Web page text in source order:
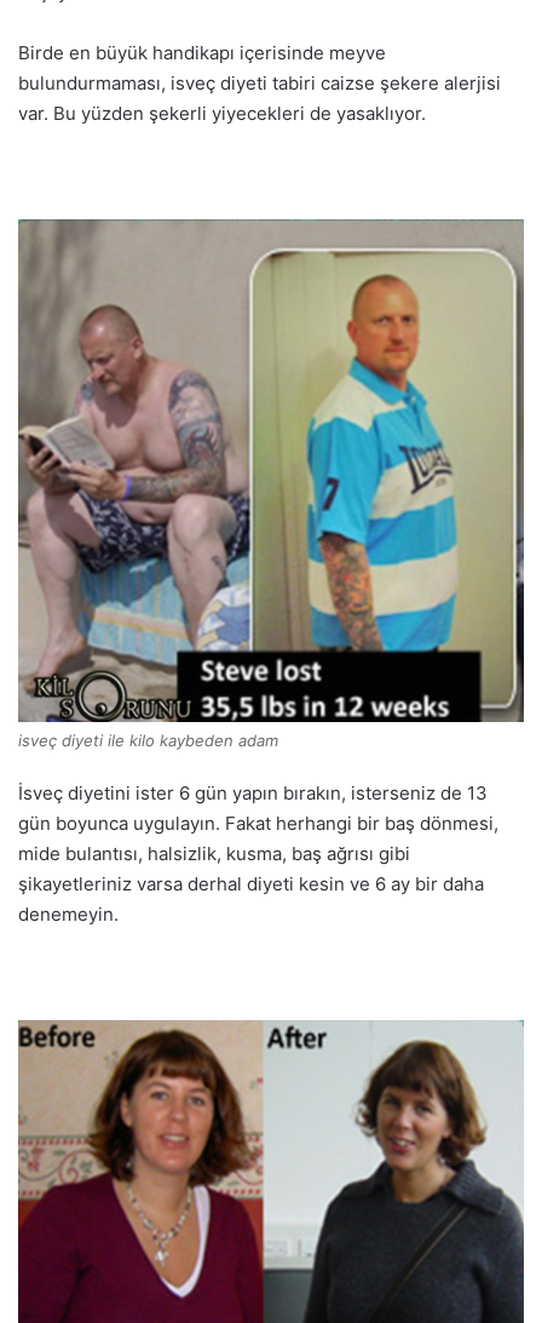
Birde en büyük handikapı içerisinde meyve
bulundurmaması, isveç diyeti tabiri caizse şekere alerjisi
var. Bu yüzden şekerli yiyecekleri de yasaklıyor.
isveç diyeti ile kilo kaybeden adam
İsveç diyetini ister 6 gün yapın bırakın, isterseniz de 13
gün boyunca uygulayın. Fakat herhangi bir baş dönmesi,
mide bulantısı, halsizlik, kusma, baş ağrısı gibi
şikayetleriniz varsa derhal diyeti kesin ve 6 ay bir daha
denemeyin.